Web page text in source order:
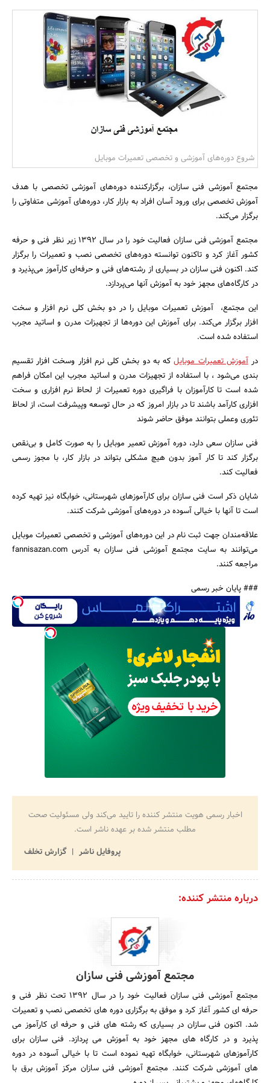
بانک، بیمه و سرمایه
مسکن و ساختمان
جستجو
شروع دوره‌های آموزشی و تخصصی تعمیرات موبایل
مجتمع آموزشی فنی سازان، برگزارکننده دوره‌های آموزشی تخصصی با هدف
آموزش تخصصی برای ورود آسان افراد به بازار کار، دوره‌های آموزشی متفاوتی را
برگزار می‌کند.
مجتمع آموزشی فنی سازان فعالیت خود را در سال 1392 زیر نظر فنی و حرفه‌
کشور آغاز کرد و تاکنون توانسته دوره‌های تخصصی نصب و تعمیرات را برگزار
کند. اکنون فنی سازان در بسیاری از رشته‌های فنی و حرفه‌ای کارآموز می‌پذیرد و
در کارگاه‌های مجهز خود به آموزش آنها می‌پردازد.
این مجتمع، آموزش تعمیرات موبایل را در دو بخش کلی نرم افزار و سخت
افزار برگزار می‌کند. برای آموزش این دوره‌ها از تجهیزات مدرن و اساتید مجرب
استفاده شده است.
درآموزش تعمیرات موبایلکه به دو بخش کلی نرم افزار وسخت افزار تقسیم
بندی می‌شود ، با استفاده از تجهیزات مدرن و اساتید مجرب این امکان فراهم
شده است تا کارآموزان با فراگیری دوره تعمیرات از لحاظ نرم افزاری و سخت
افزاری کارآمد باشند تا در بازار امروز که در حال توسعه وپیشرفت است، از لحاظ
تئوری وعملی بتوانند موفق حاضر شوند
فنی سازان سعی دارد، دوره آموزش تعمیر موبایل را به صورت کامل و بی‌نقص
برگزار کند تا کار آموز بدون هیچ مشکلی بتواند در بازار کار، با مجوز رسمی
فعالیت کند.
شایان ذکر است فنی سازان برای کارآموزهای شهرستانی، خوابگاه نیز تهیه کرده
است تا آنها با خیالی آسوده در دوره‌های آموزشی شرکت کنند.
علاقه‌مندان جهت ثبت نام در این دوره‌های آموزشی و تخصصی تعمیرات موبایل
می‌توانند به سایت مجتمع آموزشی فنی سازان به آدرس fannisazan.com
مراجعه کنند.
### پایان خبر رسمی
اخبار رسمی هویت منتشر کننده را تایید می‌کند ولی مسئولیت صحت
مطلب منتشر شده بر عهده ناشر است.
پروفایل ناشر
گزارش تخلف
درباره منتشر کننده:
مجتمع آموزشی فنی سازان
مجتمع آموزشی فنی سازان فعالیت خود را در سال 1392 تحت نظر فنی و
حرفه ای کشور آغاز کرد و موفق به برگزاری دوره های تخصصی نصب و تعمیرات
شد. اکنون فنی سازان در بسیاری که رشته های فنی و حرفه ای کارآموز می
پذیرد و در کارگاه های مجهز خود به آموزش می پردازد. فنی سازان برای
کارآموزهای شهرستانی، خوابگاه تهیه نموده است تا با خیالی آسوده در دوره
های آموزشی شرکت کنند. مجتمع آموزشی فنی سازان مرکز آموزش برق با